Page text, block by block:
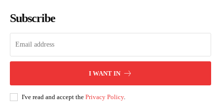
Subscribe
I WANT IN
I've read and accept the Privacy Policy.